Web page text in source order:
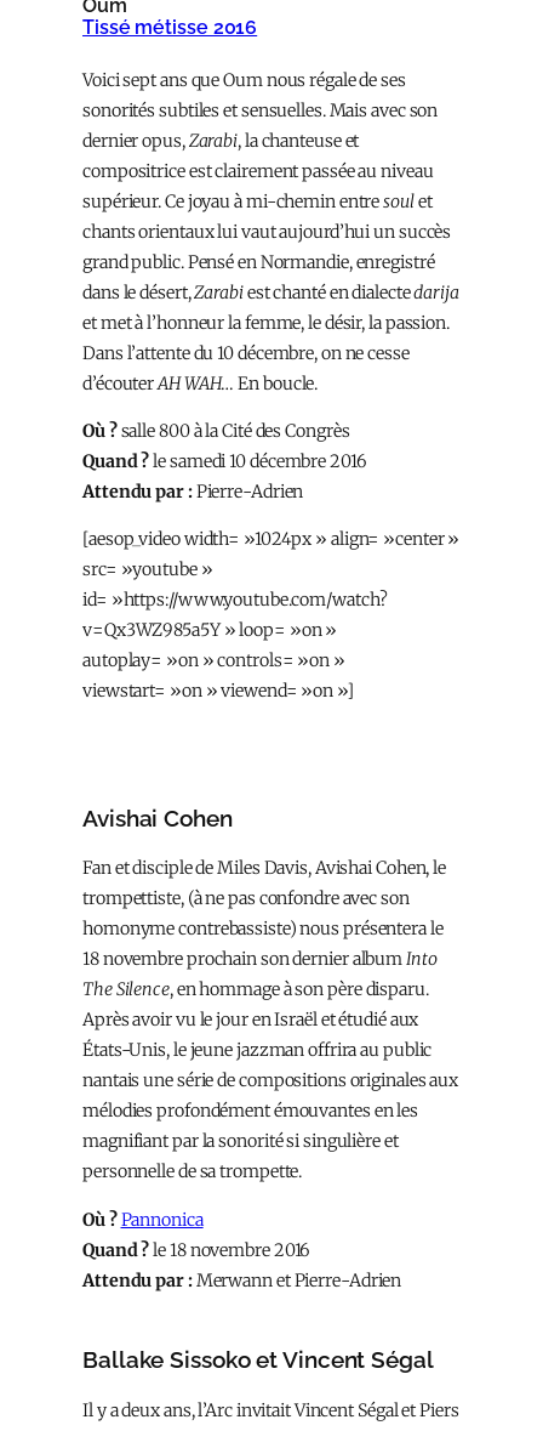
Oum
Tissé métisse 2016
Voici sept ans que Oum nous régale de ses
sonorités subtiles et sensuelles. Mais avec son
dernier opus,Zarabi, la chanteuse et
compositrice est clairement passée au niveau
supérieur. Ce joyau à mi-chemin entre soulet
chants orientaux lui vaut aujourd’hui un succès
grand public. Pensé en Normandie, enregistré
dans le désert,Zarabiest chanté en dialectedarija
et met à l’honneur la femme, le désir, la passion.
Dans l’attente du 10 décembre, on ne cesse
d’écouterAH WAH… En boucle.
Où ?salle 800 à la Cité des Congrès
Quand ?le samedi 10 décembre 2016
Attendu par :Pierre-Adrien
[aesop_video width= »1024px » align= »center »
src= »youtube »
id= »https://www.youtube.com/watch?
v=Qx3WZ985a5Y » loop= »on »
autoplay= »on » controls= »on »
viewstart= »on » viewend= »on »]
Avishai Cohen
Fan et disciple de Miles Davis, Avishai Cohen, le
trompettiste, (à ne pas confondre avec son
homonyme contrebassiste) nous présentera le
18 novembre prochain son dernier albumInto
The Silence, en hommage à son père disparu.
Après avoir vu le jour en Israël et étudié aux
États-Unis, le jeune jazzman offrira au public
nantais une série de compositions originales aux
mélodies profondément émouvantes en les
magnifiant par la sonorité si singulière et
personnelle de sa trompette.
Où ?Pannonica
Quand ?le 18 novembre 2016
Attendu par :Merwann et Pierre-Adrien
Ballake Sissoko et Vincent Ségal
Il y a deux ans, l’Arc invitait Vincent Ségal et Piers